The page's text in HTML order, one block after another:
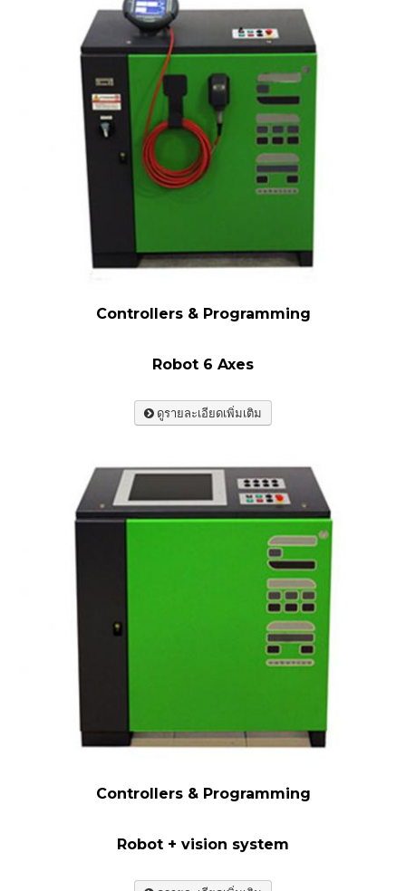
Controllers & Programming
Robot 6 Axes
ดูรายละเอียดเพิ่มเติม
Controllers & Programming
Robot + vision system